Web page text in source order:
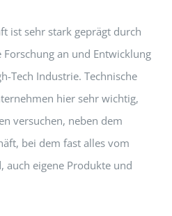
ist sehr stark geprägt durch
an und Entwicklung
Tech Industrie. Technische
hier sehr wichtig,
versuchen, neben dem
bei dem fast alles vom
auch eigene Produkte und